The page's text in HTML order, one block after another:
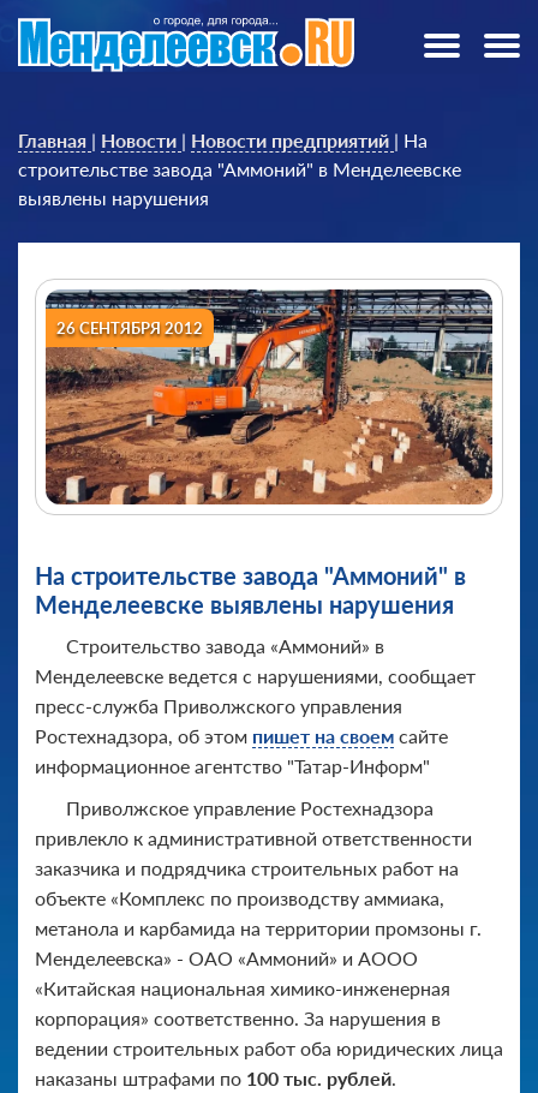
Главная | Новости | Новости предприятий | На
строительстве завода "Аммоний" в Менделеевске
выявлены нарушения
26 СЕНТЯБРЯ 2012
На строительстве завода "Аммоний" в
Менделеевске выявлены нарушения
Строительство завода «Аммоний» в
Менделеевске ведется с нарушениями, сообщает
пресс-служба Приволжского управления
Ростехнадзора, об этом пишет на своем сайте
информационное агентство "Татар-Информ"
Приволжское управление Ростехнадзора
привлекло к административной ответственности
заказчика и подрядчика строительных работ на
объекте «Комплекс по производству аммиака,
метанола и карбамида на территории промзоны г.
Менделеевска» - ОАО «Аммоний» и АООО
«Китайская национальная химико-инженерная
корпорация» соответственно. За нарушения в
ведении строительных работ оба юридических лица
наказаны штрафами по 100 тыс. рублей.